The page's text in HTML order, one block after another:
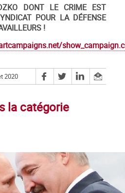
DONT LE CRIME EST
POUR LA DÉFENSE
!
2020
la catégorie